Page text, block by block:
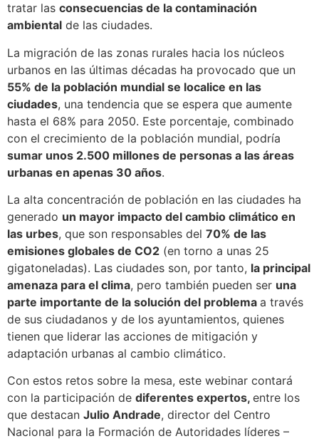
tratar las consecuencias de la contaminación
ambiental de las ciudades.
La migración de las zonas rurales hacia los núcleos
urbanos en las últimas décadas ha provocado que un
55% de la población mundial se localice en las
ciudades, una tendencia que se espera que aumente
hasta el 68% para 2050. Este porcentaje, combinado
con el crecimiento de la población mundial, podría
sumar unos 2.500 millones de personas a las áreas
urbanas en apenas 30 años.
La alta concentración de población en las ciudades ha
generado un mayor impacto del cambio climático en
las urbes, que son responsables del 70% de las
emisiones globales de CO2 (en torno a unas 25
gigatoneladas). Las ciudades son, por tanto, la principal
amenaza para el clima, pero también pueden ser una
parte importante de la solución del problema a través
de sus ciudadanos y de los ayuntamientos, quienes
tienen que liderar las acciones de mitigación y
adaptación urbanas al cambio climático.
Con estos retos sobre la mesa, este webinar contará
con la participación de diferentes expertos, entre los
que destacan Julio Andrade, director del Centro
Nacional para la Formación de Autoridades líderes –